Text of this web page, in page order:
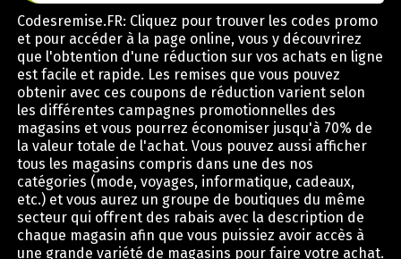
Codesremise.FR: Cliquez pour trouver les codes promo
et pour accéder à la page online, vous y découvrirez
que l'obtention d'une réduction sur vos achats en ligne
est facile et rapide. Les remises que vous pouvez
obtenir avec ces coupons de réduction varient selon
les différentes campagnes promotionnelles des
magasins et vous pourrez économiser jusqu'à 70% de
la valeur totale de l'achat. Vous pouvez aussi afficher
tous les magasins compris dans une des nos
catégories (mode, voyages, informatique, cadeaux,
etc.) et vous aurez un groupe de boutiques du même
secteur qui offrent des rabais avec la description de
chaque magasin afin que vous puissiez avoir accès à
une grande variété de magasins pour faire votre achat.